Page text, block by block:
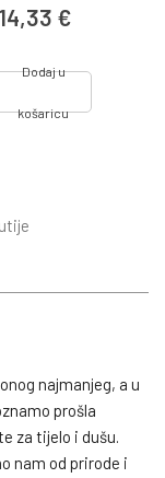
14,33 €
Dodaj u
košaricu
najmanjeg, a u
prošla
za tijelo i dušu.
nam od prirode i